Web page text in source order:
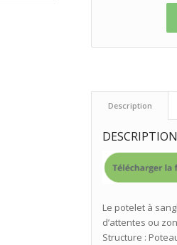
Description
DESCRIPTION
Le potelet à
d’attentes ou
Structure :